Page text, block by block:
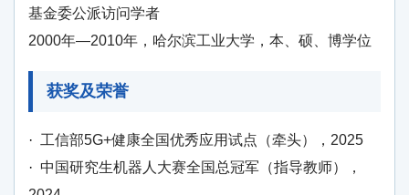
基金委公派访问学者
2000年—2010年，哈尔滨工业大学，本、硕、博学位
获奖及荣誉
· 工信部5G+健康全国优秀应用试点（牵头），2025
· 中国研究生机器人大赛全国总冠军（指导教师），